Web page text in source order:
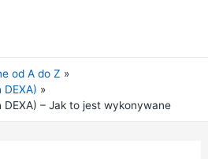
od A do Z
– Jak to jest wykonywane